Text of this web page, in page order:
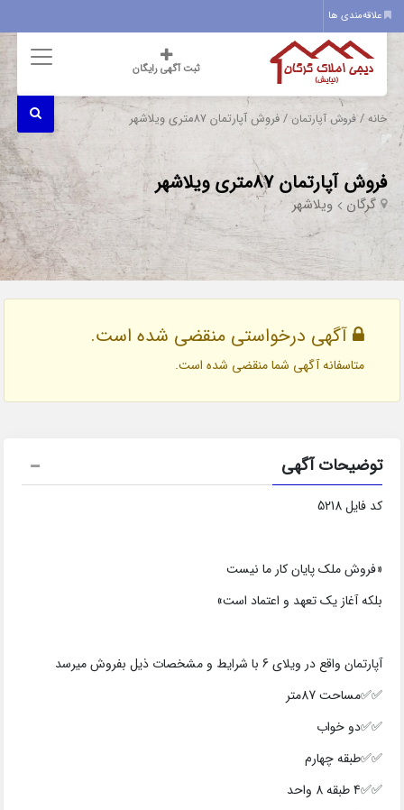
علاقه‌مندی ها
ثبت آگهی رایگان
خانه /فروش آپارتمان / فروش آپارتمان 87متری ویلاشهر
فروش آپارتمان 87متری ویلاشهر
گرگان ویلاشهر
آگهی درخواستی منقضی شده است.
متاسفانه آگهی شما منقضی شده است.
توضیحات آگهی
کد فایل 5218
«فروش ملک پایان کار ما نیست
بلکه آغاز یک تعهد و اعتماد است»
آپارتمان واقع در ویلای 6 با شرایط و مشخصات ذیل بفروش میرسد
✅✅مساحت 87متر
✅✅دو خواب
✅✅طبقه چهارم
✅✅4 طبقه 8 واحد